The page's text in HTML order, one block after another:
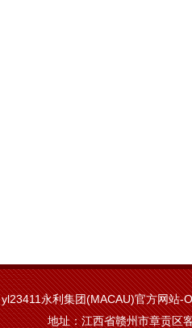
yl23411永利集团(MACAU)官方网站-
地址：江西省赣州市章贡区